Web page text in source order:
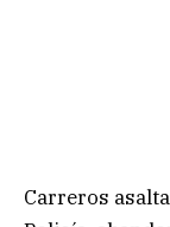
Carreros